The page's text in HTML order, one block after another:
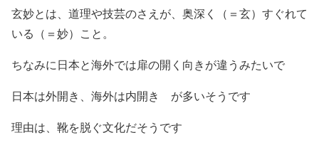
玄妙とは、道理や技芸のさえが、奥深く（＝玄）すぐれて
いる（＝妙）こと。
ちなみに日本と海外では扉の開く向きが違うみたいで
日本は外開き、海外は内開き が多いそうです
理由は、靴を脱ぐ文化だそうです